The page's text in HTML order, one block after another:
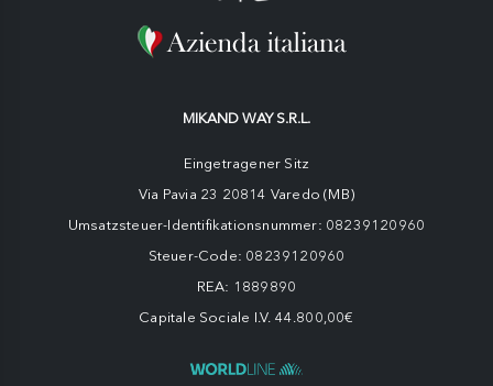
MIKAND WAY S.R.L.
Eingetragener Sitz
Via Pavia 23 20814 Varedo (MB)
Umsatzsteuer-Identifikationsnummer: 08239120960
Steuer-Code: 08239120960
REA: 1889890
Capitale Sociale I.V. 44.800,00€